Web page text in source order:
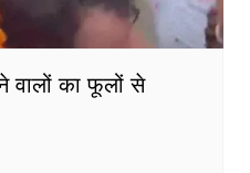
वालों का फूलों से